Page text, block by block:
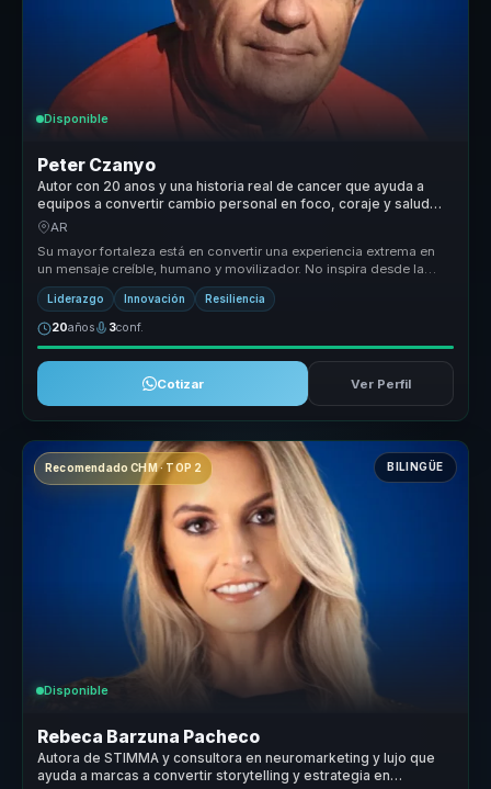
Disponible
Peter Czanyo
Autor con 20 anos y una historia real de cancer que ayuda a
equipos a convertir cambio personal en foco, coraje y salud
mental.
AR
Su mayor fortaleza está en convertir una experiencia extrema en
un mensaje creíble, humano y movilizador. No inspira desde la
teoría, sin...
Liderazgo Innovación Resiliencia
20años 3conf.
Cotizar Ver Perfil
Recomendado CHM · TOP 2 BILINGÜE
Disponible
Rebeca Barzuna Pacheco
Autora de STIMMA y consultora en neuromarketing y lujo que
ayuda a marcas a convertir storytelling y estrategia en